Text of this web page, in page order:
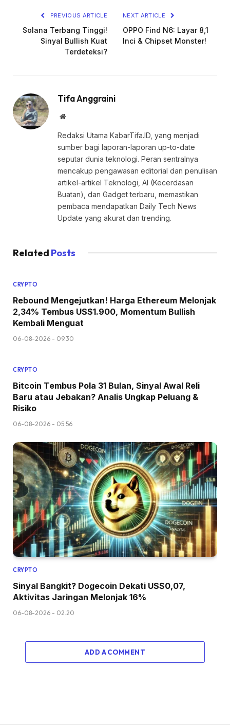
PREVIOUS ARTICLE
Solana Terbang Tinggi!
Sinyal Bullish Kuat
Terdeteksi?
NEXT ARTICLE
OPPO Find N6: Layar 8,1
Inci & Chipset Monster!
Tifa Anggraini
Website
Redaksi Utama KabarTifa.ID, yang menjadi
sumber bagi laporan-laporan up-to-date
seputar dunia teknologi. Peran sentralnya
mencakup pengawasan editorial dan penulisan
artikel-artikel Teknologi, AI (Kecerdasan
Buatan), dan Gadget terbaru, memastikan
pembaca mendapatkan Daily Tech News
Update yang akurat dan trending.
Related Posts
CRYPTO
Rebound Mengejutkan! Harga Ethereum Melonjak
2,34% Tembus US$1.900, Momentum Bullish
Kembali Menguat
06-08-2026 - 09.30
CRYPTO
Bitcoin Tembus Pola 31 Bulan, Sinyal Awal Reli
Baru atau Jebakan? Analis Ungkap Peluang &
Risiko
06-08-2026 - 05.56
CRYPTO
Sinyal Bangkit? Dogecoin Dekati US$0,07,
Aktivitas Jaringan Melonjak 16%
06-08-2026 - 02.20
ADD A COMMENT